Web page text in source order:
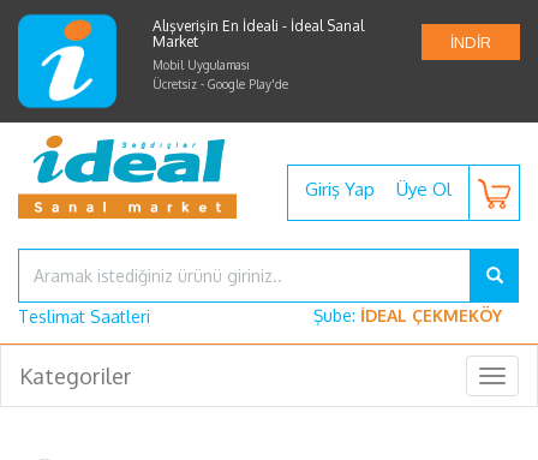
Alışverişin En İdeali - İdeal Sanal
Market
Mobil Uygulaması
Ücretsiz - Google Play'de
İNDİR
Giriş Yap Üye Ol
Teslimat Saatleri Şube: İDEAL ÇEKMEKÖY
Kategoriler